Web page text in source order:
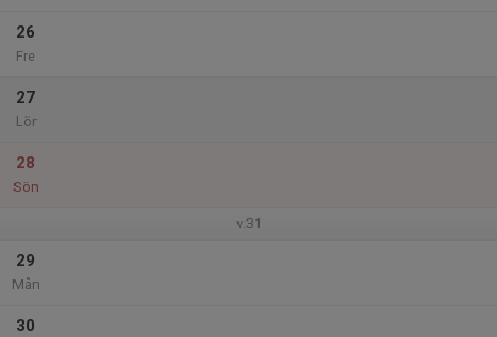
26
Fre
27
Lör
28
Sön
v.31
29
Mån
30